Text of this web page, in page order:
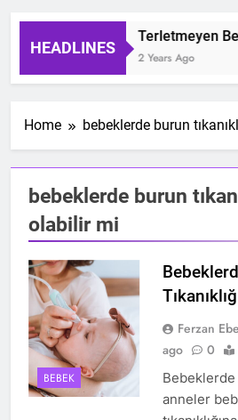
HEADLINES
Terletmeyen
2 Years Ago
Home bebeklerde burun
bebeklerde burun
olabilir mi
BEBEK
Ferzan Ebe
ago
0
Bebeklerde
anneler